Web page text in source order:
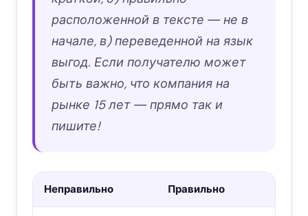
расположенной в тексте ― не в
начале, в) переведенной на язык
выгод. Если получателю может
быть важно, что компания на
рынке 15 лет ― прямо так и
пишите!
Неправильно Правильно